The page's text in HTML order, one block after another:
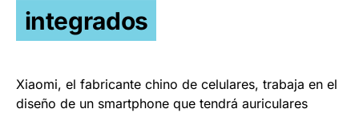
integrados
Xiaomi, el fabricante chino de celulares, trabaja en el
diseño de un smartphone que tendrá auriculares